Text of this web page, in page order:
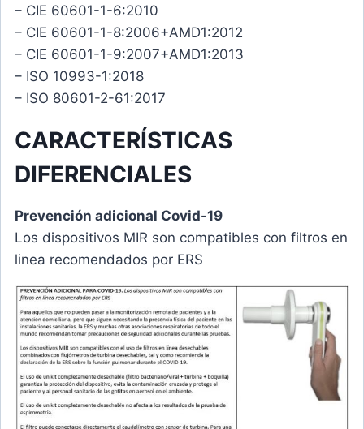
– CIE 60601-1-6:2010
– CIE 60601-1-8:2006+AMD1:2012
– CIE 60601-1-9:2007+AMD1:2013
– ISO 10993-1:2018
– ISO 80601-2-61:2017
CARACTERÍSTICAS
DIFERENCIALES
Prevención adicional Covid-19
Los dispositivos MIR son compatibles con filtros en
linea recomendados por ERS